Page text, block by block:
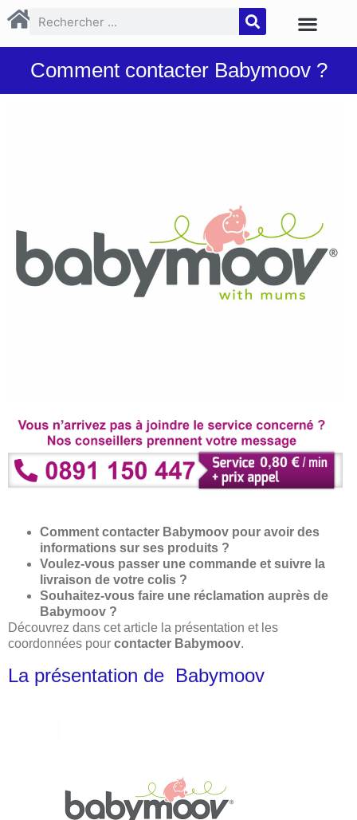
Comment contacter Babymoov ?
Comment contacter Babymoov pour avoir des
informations sur ses produits ?
Voulez-vous passer une commande et suivre la
livraison de votre colis ?
Souhaitez-vous faire une réclamation auprès de
Babymoov ?
Découvrez dans cet article la présentation et les
coordonnées pour contacter Babymoov.
La présentation de Babymoov